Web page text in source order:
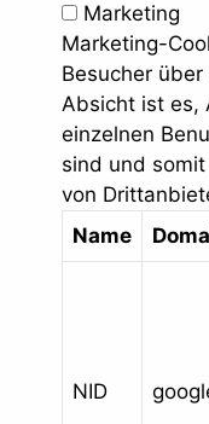
Marketing
Marketing-
Besucher
Absicht ist es,
einzelnen
sind und
von
Name
NID